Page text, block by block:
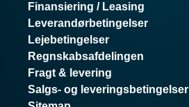
Finansiering / Leasing
Leverandørbetingelser
Lejebetingelser
Regnskabsafdelingen
Fragt & levering
Salgs- og leveringsbetingelser